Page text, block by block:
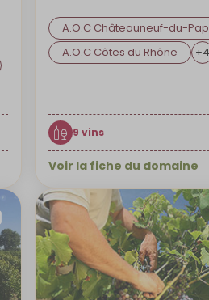
A.O.C Châteauneuf-du-
A.O.C Côtes du Rhône
+4
9 vins
Voir la fiche du domaine
Envoyer par mail